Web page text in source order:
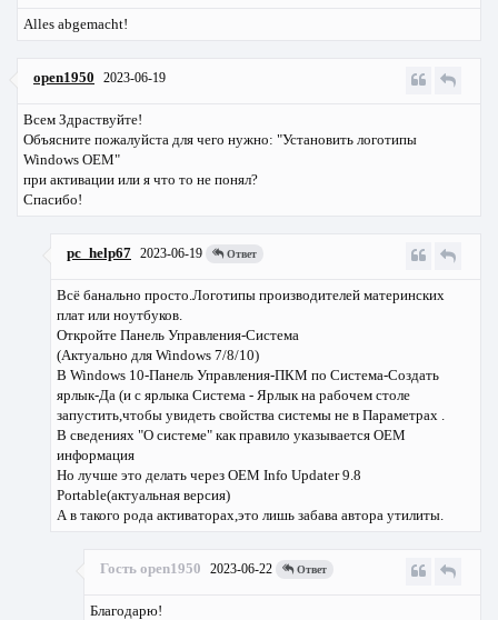
Alles abgemacht!
open1950 2023-06-19
Всем Здраствуйте!
Объясните пожалуйста для чего нужно: "Установить логотипы
Windows OEM"
при активации или я что то не понял?
Спасибо!
pc_help67 2023-06-19 Ответ
Всё банально просто.Логотипы производителей материнских
плат или ноутбуков.
Откройте Панель Управления-Система
(Актуально для Windows 7/8/10)
В Windows 10-Панель Управления-ПКМ по Система-Создать
ярлык-Да (и с ярлыка Система - Ярлык на рабочем столе
запустить,чтобы увидеть свойства системы не в Параметрах .
В сведениях "О системе" как правило указывается OEM
информация
Но лучше это делать через OEM Info Updater 9.8
Portable(актуальная версия)
А в такого рода активаторах,это лишь забава автора утилиты.
Гость open1950 2023-06-22 Ответ
Благодарю!